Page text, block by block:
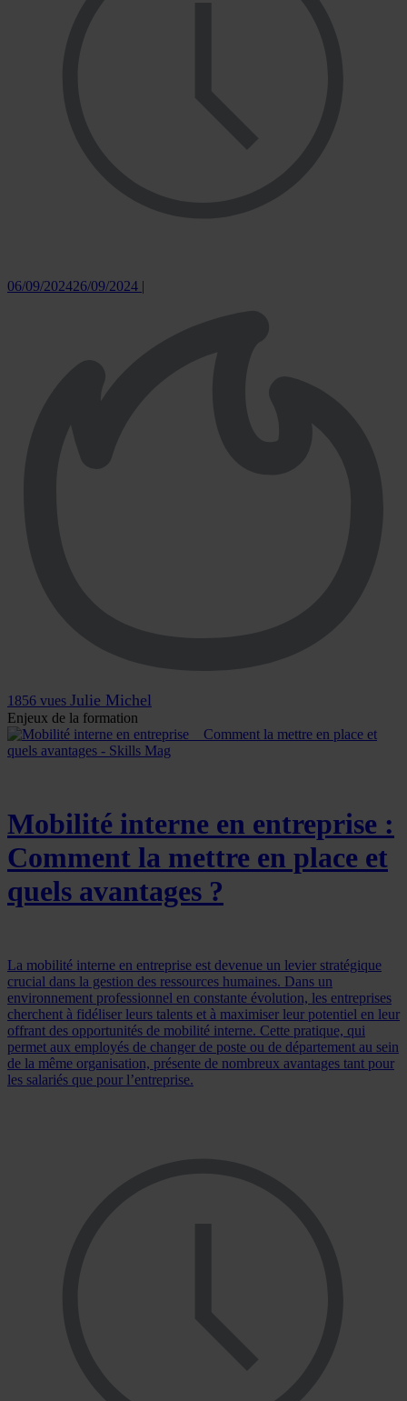
06/09/202426/09/2024 |
1856 vues Julie Michel
Enjeux de la formation
Mobilité interne en entreprise :
Comment la mettre en place et
quels avantages ?
La mobilité interne en entreprise est devenue un levier stratégique
crucial dans la gestion des ressources humaines. Dans un
environnement professionnel en constante évolution, les entreprises
cherchent à fidéliser leurs talents et à maximiser leur potentiel en leur
offrant des opportunités de mobilité interne. Cette pratique, qui
permet aux employés de changer de poste ou de département au sein
de la même organisation, présente de nombreux avantages tant pour
les salariés que pour l’entreprise.